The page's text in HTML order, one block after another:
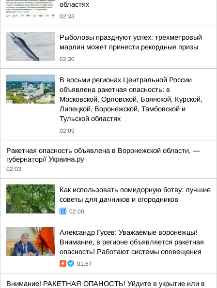
областях
02:33
Рыболовы празднуют успех: трехметровый
марлин может принести рекордные призы
02:30
В восьми регионах Центральной России
объявлена ракетная опасность: в
Московской, Орловской, Брянской, Курской,
Липецкой, Воронежской, Тамбовской и
Тульской областях
02:09
Ракетная опасность объявлена в Воронежской области, —
губернатор// Украина.ру
02:03
Как использовать помидорную ботву: лучшие
советы для дачников и огородников
02:00
Александр Гусев: Уважаемые воронежцы!
Внимание, в регионе объявляется ракетная
опасность! Работают системы оповещения
01:57
Внимание! РАКЕТНАЯ ОПАНОСТЬ! Уйдите в укрытие или в